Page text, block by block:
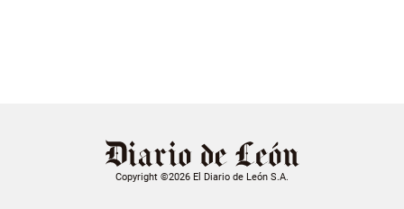
Copyright ©2026 El Diario de León S.A.